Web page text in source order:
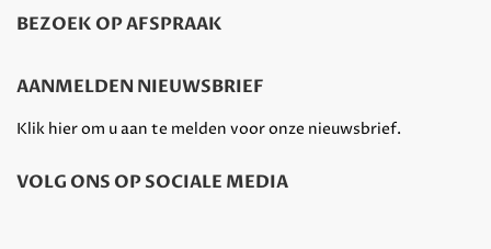
BEZOEK OP AFSPRAAK
AANMELDEN NIEUWSBRIEF
Klik hier om u aan te melden voor onze nieuwsbrief.
VOLG ONS OP SOCIALE MEDIA